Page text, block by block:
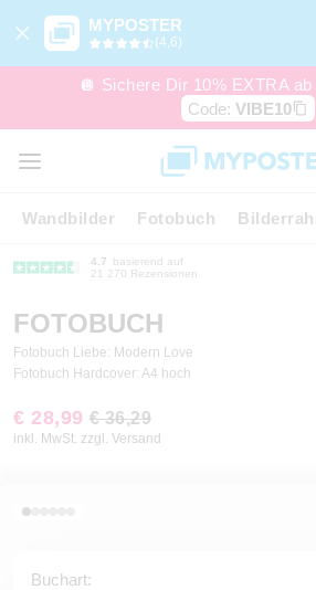
MYPOSTER
(4,6)
🪩 Sichere Dir 10% EXTRA
Code: VIBE10
Wandbilder Fotobuch
4.7
basierend auf
21 270 Rezensionen
FOTOBUCH
Fotobuch Liebe: Modern Love
Fotobuch Hardcover: A4 hoch
€ 28,99 € 36,29
inkl. MwSt. zzgl. Versand
Buchart: